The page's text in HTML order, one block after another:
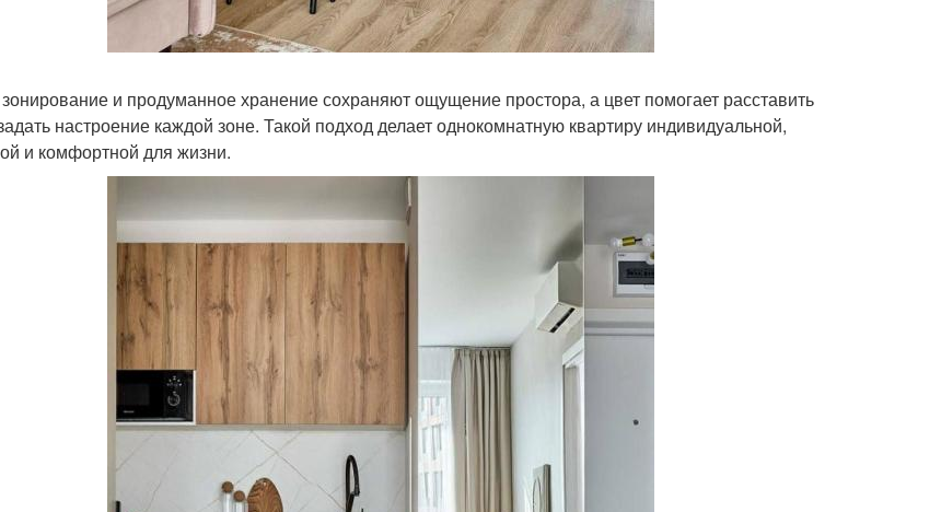
и продуманное хранение сохраняют ощущение простора, а цвет помогает расставить
настроение каждой зоне. Такой подход делает однокомнатную квартиру индивидуальной,
и комфортной для жизни.